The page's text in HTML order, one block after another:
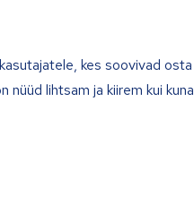
kes soovivad
nüüd lihtsam ja kiirem kui